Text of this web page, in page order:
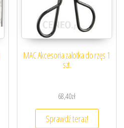
MAC Akcesoria zalotka do rzęs 1
szt.
68,40zł
Sprawdź teraz!